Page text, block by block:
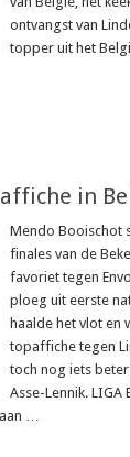
ontvangst van
topper uit het
in
Mendo Booischot
finales van de
favoriet tegen
ploeg uit eerste
haalde het vlot en
topaffiche tegen
toch nog iets
Asse-Lennik. LIGA
aan …